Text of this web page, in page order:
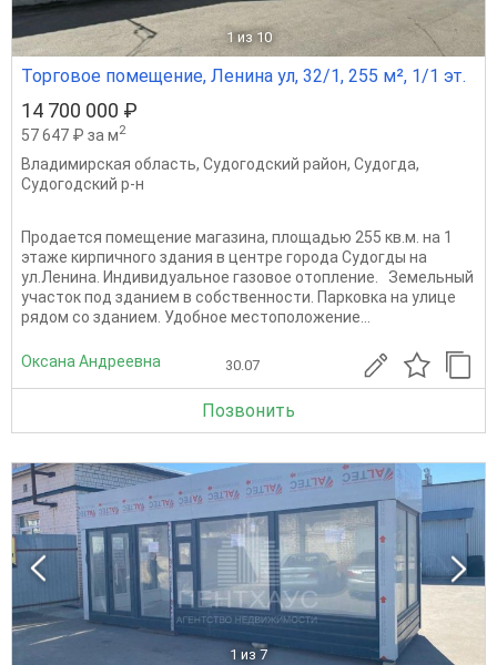
1 из 10
Торговое помещение, Ленина ул, 32/1, 255 м², 1/1 эт.
14 700 000 ₽
57 647 ₽ за м2
Владимирская область, Судогодский район, Судогда,
Судогодский р-н
Продается помещение магазина, площадью 255 кв.м. на 1
этаже кирпичного здания в центре города Судогды на
ул.Ленина. Индивидуальное газовое отопление. Земельный
участок под зданием в собственности. Парковка на улице
рядом со зданием. Удобное местоположение...
Оксана Андреевна 30.07
Позвонить
1 из 7